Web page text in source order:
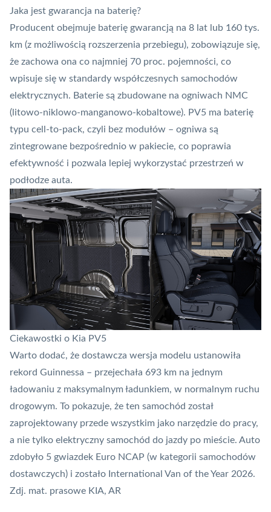
Jaka jest gwarancja na baterię?
Producent obejmuje baterię gwarancją na 8 lat lub 160 tys.
km (z możliwością rozszerzenia przebiegu), zobowiązuje się,
że zachowa ona co najmniej 70 proc. pojemności, co
wpisuje się w standardy współczesnych samochodów
elektrycznych. Baterie są zbudowane na ogniwach NMC
(litowo-niklowo-manganowo-kobaltowe). PV5 ma baterię
typu cell-to-pack, czyli bez modułów – ogniwa są
zintegrowane bezpośrednio w pakiecie, co poprawia
efektywność i pozwala lepiej wykorzystać przestrzeń w
podłodze auta.
Ciekawostki o Kia PV5
Warto dodać, że dostawcza wersja modelu ustanowiła
rekord Guinnessa – przejechała 693 km na jednym
ładowaniu z maksymalnym ładunkiem, w normalnym ruchu
drogowym. To pokazuje, że ten samochód został
zaprojektowany przede wszystkim jako narzędzie do pracy,
a nie tylko elektryczny samochód do jazdy po mieście. Auto
zdobyło 5 gwiazdek Euro NCAP (w kategorii samochodów
dostawczych) i zostało International Van of the Year 2026.
Zdj. mat. prasowe KIA, AR